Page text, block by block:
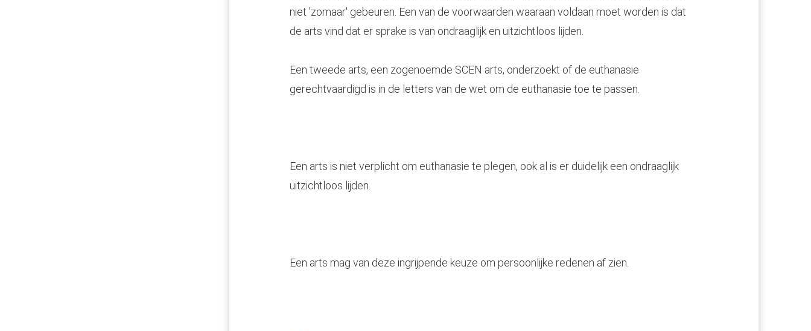
niet 'zomaar' gebeuren. Een van de voorwaarden waaraan voldaan moet worden is dat
de arts vind dat er sprake is van ondraaglijk en uitzichtloos lijden.
Een tweede arts, een zogenoemde SCEN arts, onderzoekt of de euthanasie
gerechtvaardigd is in de letters van de wet om de euthanasie toe te passen.
Een arts is niet verplicht om euthanasie te plegen, ook al is er duidelijk een ondraaglijk
uitzichtloos lijden.
Een arts mag van deze ingrijpende keuze om persoonlijke redenen af zien.